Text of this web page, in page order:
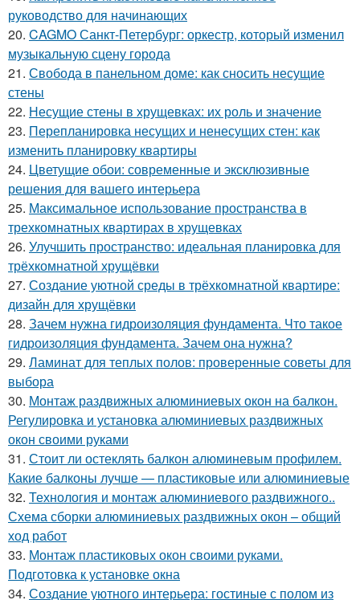
руководство для начинающих
20. CAGMO Санкт-Петербург: оркестр, который изменил
музыкальную сцену города
21. Свобода в панельном доме: как сносить несущие
стены
22. Несущие стены в хрущевках: их роль и значение
23. Перепланировка несущих и ненесущих стен: как
изменить планировку квартиры
24. Цветущие обои: современные и эксклюзивные
решения для вашего интерьера
25. Максимальное использование пространства в
трехкомнатных квартирах в хрущевках
26. Улучшить пространство: идеальная планировка для
трёхкомнатной хрущёвки
27. Создание уютной среды в трёхкомнатной квартире:
дизайн для хрущёвки
28. Зачем нужна гидроизоляция фундамента. Что такое
гидроизоляция фундамента. Зачем она нужна?
29. Ламинат для теплых полов: проверенные советы для
выбора
30. Монтаж раздвижных алюминиевых окон на балкон.
Регулировка и установка алюминиевых раздвижных
окон своими руками
31. Стоит ли остеклять балкон алюминевым профилем.
Какие балконы лучше — пластиковые или алюминиевые
32. Технология и монтаж алюминиевого раздвижного..
Схема сборки алюминиевых раздвижных окон – общий
ход работ
33. Монтаж пластиковых окон своими руками.
Подготовка к установке окна
34. Создание уютного интерьера: гостиные с полом из